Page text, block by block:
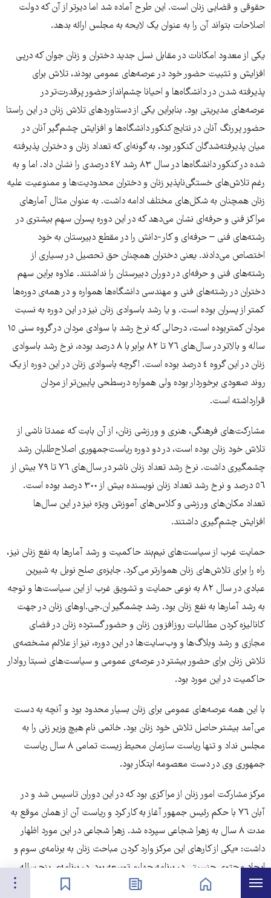
فهرست نشان‌گذاشته‌ها
حقوقی و قضایی زنان است. این طرح آماده شد اما دیرتر از آن که دولت
اصلاحات بتواند آن را به عنوان یک لایحه به مجلس ارائه بدهد.
یکی از معدود امکانات در مقابل نسل جدید دختران و زنان جوان که درپی
افزایش و تثبیت حضور خود در عرصه‌های عمومی بودند، تلاش برای
پذیرفته شدن در دانشگاه‌ها و احیانا چشم‌انداز حضور پرقدرت‌تر در
عرصه‌های مدیریتی بود. بنابراین یکی از دستاوردهای تلاش زنان در این راستا
حضور پررنگ آنان در نتایج کنکور دانشگاه‌ها و افزایش چشم‌گیر آنان در
میان پذیرفته‌شدگان کنکور بود، به گونه‌ای که تعداد زنان و دختران پذیرفته
شده در کنکور دانشگاه‌ها در سال ٨٣ رشد ٤٧ درصدی را نشان داد. اما و به
رغم تلاش‌های خستگی‌ناپذیر زنان و دختران محدودیت‌ها و ممنوعیت علیه
زنان همچنان به شکل‌های مختلف ادامه داشت. به عنوان مثال آمارهای
مراکز فنی و حرفه‌ای نشان می‌دهد که در این دوره پسران سهم بیشتری در
رشته‌های فنی – حرفه‌ای و کار-دانش را در مقطع دبیرستان به خود
اختصاص می‌دادند. یعنی دختران همچنان حق تحصیل در بسیاری از
رشته‌های فنی و حرفه‌ای در دوران دبیرستان را نداشتند. علاوه براین سهم
دختران در رشته‌های فنی و مهندسی دانشگاه‌ها همواره و در همه‌ی دوره‌ها
کمتر از پسران بوده است. و یا رشد باسوادی زنان نیز در این دوره به نسبت
مردان کمتربوده است، درحالی که نرخ رشد با سوادی مردان در گروه سنی ١٥
ساله و بالاتر در سال‌های ٧٦ تا ٨٢ برابر با ٨ درصد بوده، نرخ رشد باسوادی
زنان در این گروه ٤ درصد بوده است. اگرچه باسوادی زنان در این دوره از یک
روند صعودی برخوردار بوده ولی همواره درسطحی پایین‌تر از مردان
قرارداشته است.
مشارکت‌های فرهنگی، هنری و ورزشی زنان، از آن بابت که عمدتا ناشی از
تلاش خود زنان بوده است، در دو دوره‌ ریاست‌جمهوری اصلاح‌طلبان رشد
چشمگیری داشت. نرخ رشد تعداد زنان ناشر در سال‌های ٧٦ تا ٧٩ بیش از
٥٦ درصد و نرخ رشد تعداد زنان نویسنده بیش از ٣٠٠ درصد بوده است.
تعداد مکان‌های ورزشی و کلاس‌های آموزش ویژه نیز در این سال‌ها
افزایش چشم‌گیری داشتند.
حمایت غرب از سیاست‌های نیم‌بند حاکمیت و رشد آمارها به نفع زنان نیز،
راه‌ را برای تلاش‌های زنان هموارتر می‌کرد. جایزه‌ی صلح نوبل به شیرین
عبادی در سال ٨٢ به نوعی حمایت و تشویق غرب از این سیاست‌ها و توجه
به رشد آمارها به نفع زنان بود. رشد چشمگیر ان.جی.او‌های زنان در جهت
کانالیزه کردن مطالبات روز‌افزون زنان و حضور گسترده زنان در فضای
مجازی و رشد وبلاگ‌ها و وب‌سایت‌ها در این دوره، نیز از علائم مشخصه‌ی
تلاش زنان برای حضور بیشتر در عرصه‌ی عمومی و سیاست‌های نسبتا روادار
حاکمیت در این مورد بود.
با این همه عرصه‌‌های عمومی برای زنان بسیار محدود بود و آنچه به دست
می‌آمد بیشتر حاصل تلاش خود زنان بود. خاتمی نام هیچ وزیر زنی را به
مجلس نداد و تنها ریاست سازمان محیط زیست تمامی ٨ سال ریاست
جمهوری وی در دست معصومه ابتکار بود.
مرکز مشارکت امور زنان از مراکزی بود که در این دوران تاسیس شد و در
آبان ٧٦ با حکم رئیس جمهور آغاز به کار کرد و ریاست آن از همان موقع به
مدت ٨ سال به زهرا شجاعی سپرده شد. زهرا شجاعی در این مورد اظهار
داشت: «یکی از کارهای این مرکز وارد کردن مباحث زنان به برنامه‌ی سوم و
ایجاد محتوی جنسیتی در برنامه‌ چهارم توسعه بود. در برنامه‌ی پنج ساله
سوم فقط یک ماده راجع به زنان داشتیم، یعنی ماده‌ی ١٥٨، اما در برنامه‌